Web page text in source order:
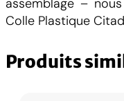
assemblage –
Colle Plastique
Produits